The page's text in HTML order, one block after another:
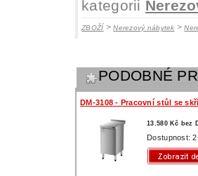
kategorii
ZBOŽÍ >Nerezový nábytek >
PODOBNÉ
DM-3108 - Pracovní stůl se
13.580 Kč bez
Dostupnost: